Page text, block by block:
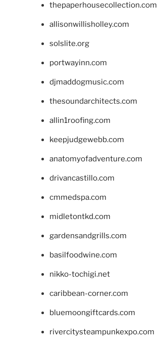
thepaperhousecollection.com
allisonwillisholley.com
solslite.org
portwayinn.com
djmaddogmusic.com
thesoundarchitects.com
allin1roofing.com
keepjudgewebb.com
anatomyofadventure.com
drivancastillo.com
cmmedspa.com
midletontkd.com
gardensandgrills.com
basilfoodwine.com
nikko-tochigi.net
caribbean-corner.com
bluemoongiftcards.com
rivercitysteampunkexpo.com